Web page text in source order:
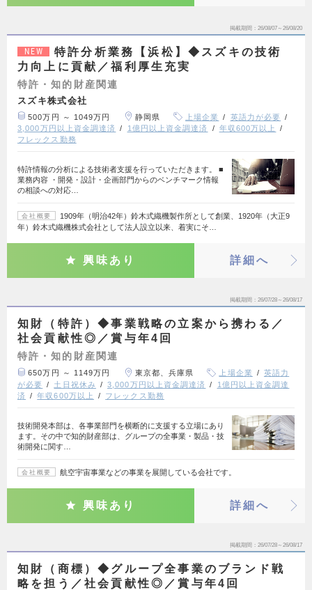
掲載期間 26/08/07～26/08/20
NEW
特許分析業務【浜松】◆スズキの技術
力向上に貢献／福利厚生充実
特許・知的財産関連
スズキ株式会社
500万円 ～ 1049万円 静岡県 上場企業
英語力が必要
3,000万円以上資金調達済
1億円以上資金調達済
年収600万以上
フレックス勤務
特許情報の分析による技術者支援を行っていただきます。 ■
業務内容 ・開発・設計・企画部門からのベンチマーク情報
の相談への対応…
会社概要
1909年（明治42年）鈴木式織機製作所として創業、1920年（大正9
年）鈴木式織機株式会社として法人設立以来、着実にそ…
興味あり 詳細へ
掲載期間 26/07/28～26/08/17
知財（特許）◆事業戦略の立案から携わる／
社会貢献性◎／賞与年4回
特許・知的財産関連
650万円 ～ 1149万円 東京都、兵庫県 上場企業
英語力
が必要
土日祝休み 3,000万円以上資金調達済
1億円以上資金調達
済
年収600万以上 フレックス勤務
技術開発本部は、各事業部門を横断的に支援する立場にあり
ます。その中で知的財産部は、グループの全事業・製品・技
術開発に関す…
会社概要 航空宇宙事業などの事業を展開している会社です。
興味あり 詳細へ
掲載期間 26/07/28～26/08/17
知財（商標）◆グループ全事業のブランド戦
略を担う／社会貢献性◎／賞与年4回